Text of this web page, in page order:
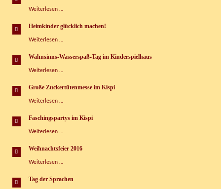
Weiterlesen …
Sprachen
Kinderspielhaus
e.V.
Heimkinder glücklich machen!
Weiterlesen …
machen!
Wahnsinns-Wasserspaß-Tag im Kinderspielhaus
Weiterlesen …
Tag
Kinderspielhaus
Große Zuckertütenmesse im Kispi
Weiterlesen …
im
Faschingspartys im Kispi
Weiterlesen …
Kispi
Weihnachtsfeier 2016
Weiterlesen …
Tag der Sprachen